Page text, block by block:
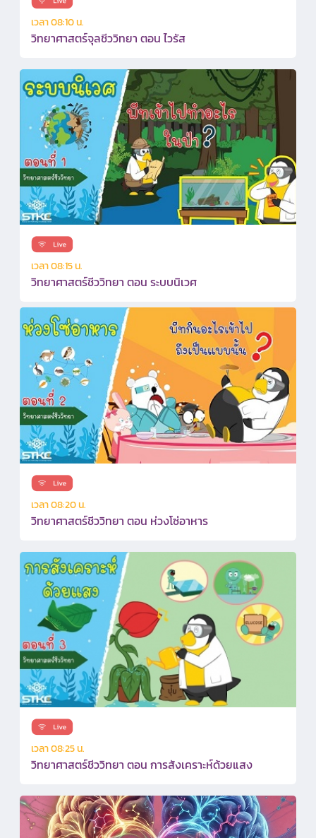
เวลา 08:10 น.
วิทยาศาสตร์จุลชีววิทยา ตอน ไวรัส
เวลา 08:15 น.
วิทยาศาสตร์ชีววิทยา ตอน ระบบนิเวศ
เวลา 08:20 น.
วิทยาศาสตร์ชีววิทยา ตอน ห่วงโซ่อาหาร
เวลา 08:25 น.
วิทยาศาสตร์ชีววิทยา ตอน การสังเคราะห์ด้วยแสง